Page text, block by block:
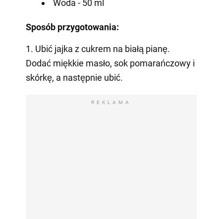
Woda - 50 ml
Sposób przygotowania:
1. Ubić jajka z cukrem na białą pianę.
Dodać miękkie masło, sok pomarańczowy i
skórkę, a następnie ubić.
REKLAMA